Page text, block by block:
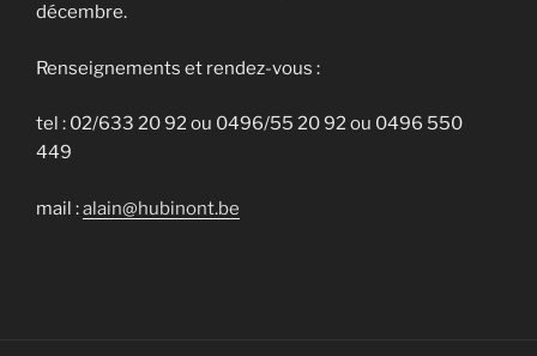
décembre.
Renseignements et rendez-vous :
tel : 02/633 20 92 ou 0496/55 20 92 ou 0496 550
449
mail :alain@hubinont.be